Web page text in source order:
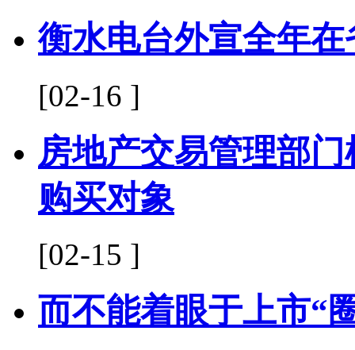
衡水电台外宣全年
[02-16 ]
房地产交易管理部
购买对象
[02-15 ]
而不能着眼于上市“